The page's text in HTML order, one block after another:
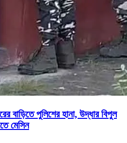
বাড়িতে পুলিশের হানা, উদ্ধার বিপুল
মেসিন